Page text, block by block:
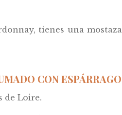
tienes una
CON
de Loire.